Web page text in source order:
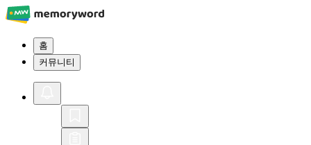
홈
커뮤니티